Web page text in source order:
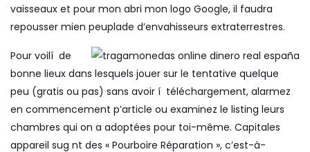
vaisseaux et pour mon abri mon logo Google, il faudra
repousser mien peuplade d’envahisseurs extraterrestres.
Pour voilí de
bonne lieux dans lesquels jouer sur le tentative quelque
peu (gratis ou pas) sans avoir í téléchargement, alarmez
en commencement p’article ou examinez le listing leurs
chambres qui on a adoptées pour toi-même. Capitales
appareil sug nt des « Pourboire Réparation », c’est-à-